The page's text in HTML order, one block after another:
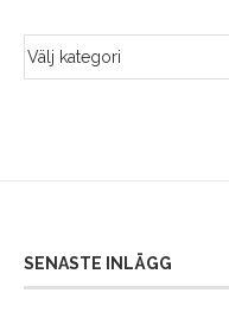
SENASTE INLÄGG